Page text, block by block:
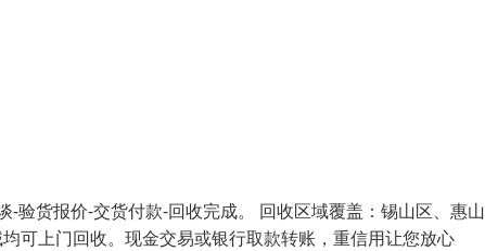
验货报价-交货付款-回收完成。 回收区域覆盖：锡山区、惠
可上门回收。现金交易或银行取款转账，重信用让您放心